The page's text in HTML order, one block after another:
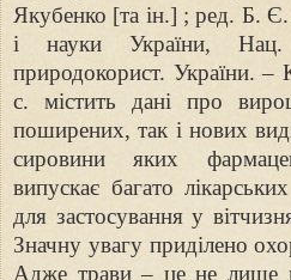
Якубенко [та ін.] ; ред. Б.
і науки України, Нац.
природокорист. України. –
с. містить дані про
поширених, так і нових
сировини яких
випускає багато
для застосування у
Значну увагу приділено
Адже трави – це не лише